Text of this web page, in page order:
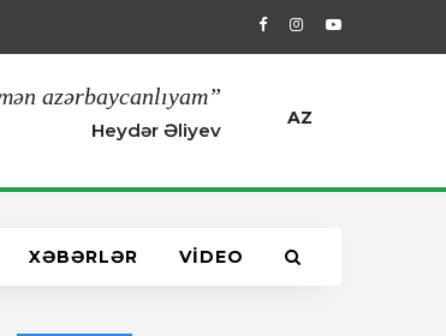
29.04.2022, 16:00 Artıq sülh
azərbaycanlıyam”
Heydər Əliyev
AZ
XƏBƏRLƏR VİDEO